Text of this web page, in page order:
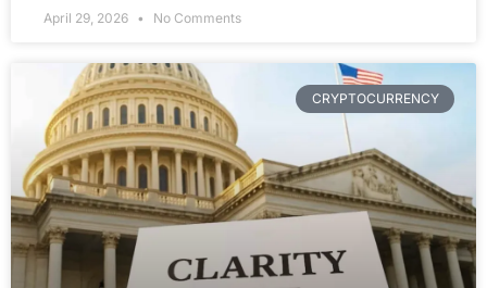
April 29, 2026 No Comments
CRYPTOCURRENCY